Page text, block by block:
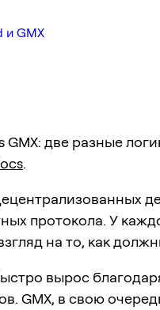
и GMX
GMX: две разные
.
протокола. У
на то, как
вырос
GMX, в свою